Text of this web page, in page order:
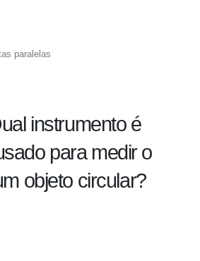
paralelas
instrumento é
para medir o
objeto circular?